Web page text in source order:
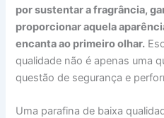
por sustentar a fragrância,
proporcionar aquela
encanta ao primeiro olhar.
qualidade não é apenas uma
questão de segurança e
Uma parafina de baixa